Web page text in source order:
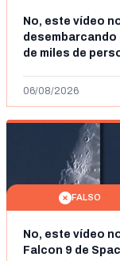
No, este vídeo no
desembarcando
de miles de
06/08/2026
FALSO
No, este vídeo
Falcon 9 de